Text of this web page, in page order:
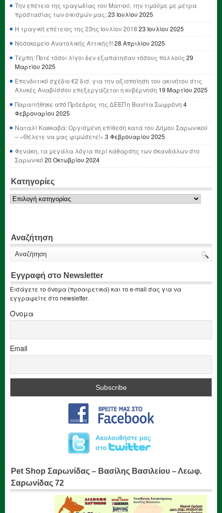
Την επέτειο της τραγωδίας του Ματιού, την τιμούμε με μέτρα
προστασίας των οικισμών μας;23 Ιουλίου 2025
Η τραγική επέτειος της 23ης Ιουλίου 2018 23 Ιουλίου 2025
Νοσοκομείο Ανατολικής Αττικής!!! 28 Απριλίου 2025
Τέμπη: Ποτέ τόσοι λίγοι δεν εξαπάτησαν τόσους πολλούς 29
Μαρτίου 2025
Επενδυτικό σχέδιο €2 δισ. για την αξιοποίηση του ακινήτου στις
Αλυκές Αναβύσσου επεξεργάζεται η κυβέρνηση 19 Μαρτίου 2025
Παραιτήθηκε από Πρόεδρος της ΔΕΕΠ η Βανίτα Σωφρόνη 4
Φεβρουαρίου 2025
Ναταλί Κακκαβά: Οργισμένη επίθεση κατά του Δήμου Σαρωνικού
– «Θέλετε να μας φιμώσετε!» 3 Φεβρουαρίου 2025
Φενάκη, τα μεγάλα λόγια περί κάθαρσης των σκανδάλων στο
Σαρωνικό 20 Οκτωβρίου 2024
Κατηγορίες
Κατηγορίες
Αναζήτηση
Εγγραφή στο Newsletter
Εισάγετε το όνομα (προαιρετικά) και το e-mail σας για να
εγγραφείτε στο newsletter.
Όνομα
Email
Pet Shop Σαρωνίδας – Βασίλης Βασιλείου – Λεωφ.
Σαρωνίδας 72